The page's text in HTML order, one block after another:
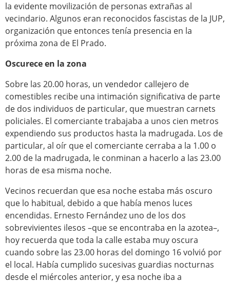
la evidente movilización de personas extrañas al
vecindario. Algunos eran reconocidos fascistas de la JUP,
organización que entonces tenía presencia en la
próxima zona de El Prado.
Oscurece en la zona
Sobre las 20.00 horas, un vendedor callejero de
comestibles recibe una intimación significativa de parte
de dos individuos de particular, que muestran carnets
policiales. El comerciante trabajaba a unos cien metros
expendiendo sus productos hasta la madrugada. Los de
particular, al oír que el comerciante cerraba a la 1.00 o
2.00 de la madrugada, le conminan a hacerlo a las 23.00
horas de esa misma noche.
Vecinos recuerdan que esa noche estaba más oscuro
que lo habitual, debido a que había menos luces
encendidas. Ernesto Fernández uno de los dos
sobrevivientes ilesos –que se encontraba en la azotea–,
hoy recuerda que toda la calle estaba muy oscura
cuando sobre las 23.00 horas del domingo 16 volvió por
el local. Había cumplido sucesivas guardias nocturnas
desde el miércoles anterior, y esa noche iba a